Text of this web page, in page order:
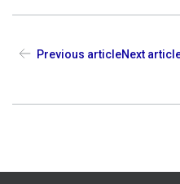
Previous articleNext